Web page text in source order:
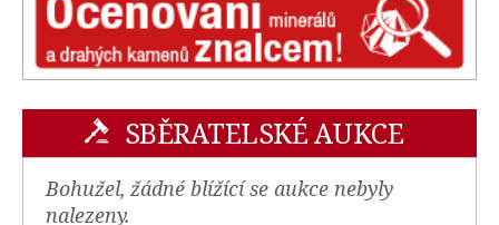
SBĚRATELSKÉ AUKCE
Bohužel, žádné blížící se aukce nebyly
nalezeny.